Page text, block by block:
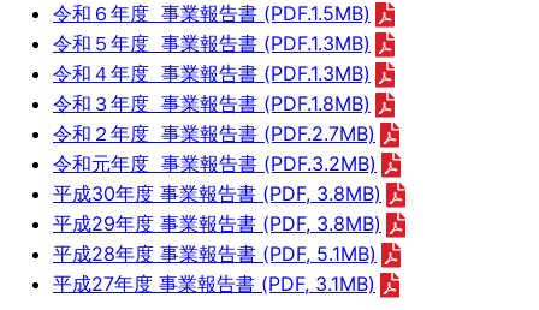
令和６年度 事業報告書 (PDF.1.5MB)
令和５年度 事業報告書 (PDF.1.3MB)
令和４年度 事業報告書 (PDF.1.3MB)
令和３年度 事業報告書 (PDF.1.8MB)
令和２年度 事業報告書 (PDF.2.7MB)
令和元年度 事業報告書 (PDF.3.2MB)
平成30年度 事業報告書 (PDF, 3.8MB)
平成29年度 事業報告書 (PDF, 3.8MB)
平成28年度 事業報告書 (PDF, 5.1MB)
平成27年度 事業報告書 (PDF, 3.1MB)